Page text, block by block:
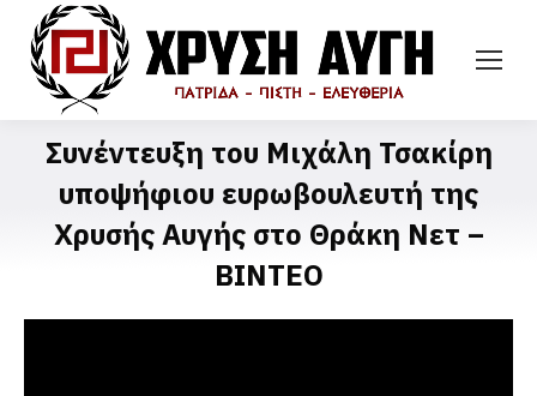
Συνέντευξη του Μιχάλη Τσακίρη
υποψήφιου ευρωβουλευτή της
Χρυσής Αυγής στο Θράκη Νετ –
ΒΙΝΤΕΟ